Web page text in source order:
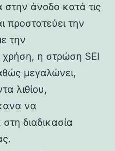
στην άνοδο κατά τις
προστατεύει την
την
η στρώση SEI
μεγαλώνει,
λιθίου,
να
διαδικασία